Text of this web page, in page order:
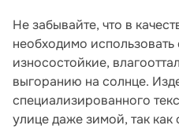
Не забывайте, что в
необходимо использовать
износостойкие,
выгоранию на солнце.
специализированного
улице даже зимой, так как